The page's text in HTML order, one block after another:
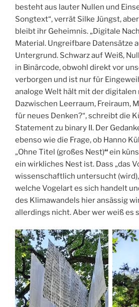
besteht aus lauter Nullen und
Songtext“, verrät Silke Jüngst,
bleibt ihr Geheimnis. „Digitale
Material. Ungreifbare Datensätze
Untergrund. Schwarz auf Weiß,
in Binärcode, obwohl direkt vor
verborgen und ist nur für
analoge Welt hält mit der
Dazwischen Leerraum, Freiraum,
für neues Denken?“, schreibt die
Statement zu binary II. Der
ebenso wie die Frage, ob Hanno
„Ohne Titel (großes Nest)“ein
ein wirkliches Nest ist. Dass „das
wissenschaftlich untersucht (wird),
welche Vogelart es sich handelt
des Klimawandels hier ansässig
allerdings nicht. Aber wer weiß es